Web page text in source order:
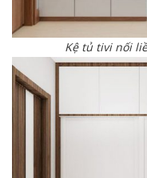
Kệ tủ tivi nối